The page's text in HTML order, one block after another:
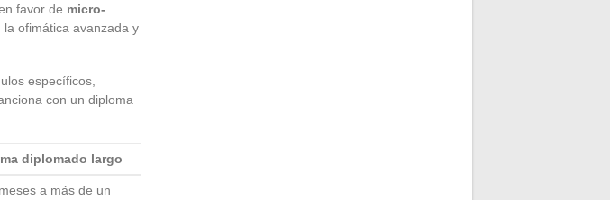
favor de micro-
la ofimática avanzada y
específicos,
con un diploma
diplomado largo
a más de un